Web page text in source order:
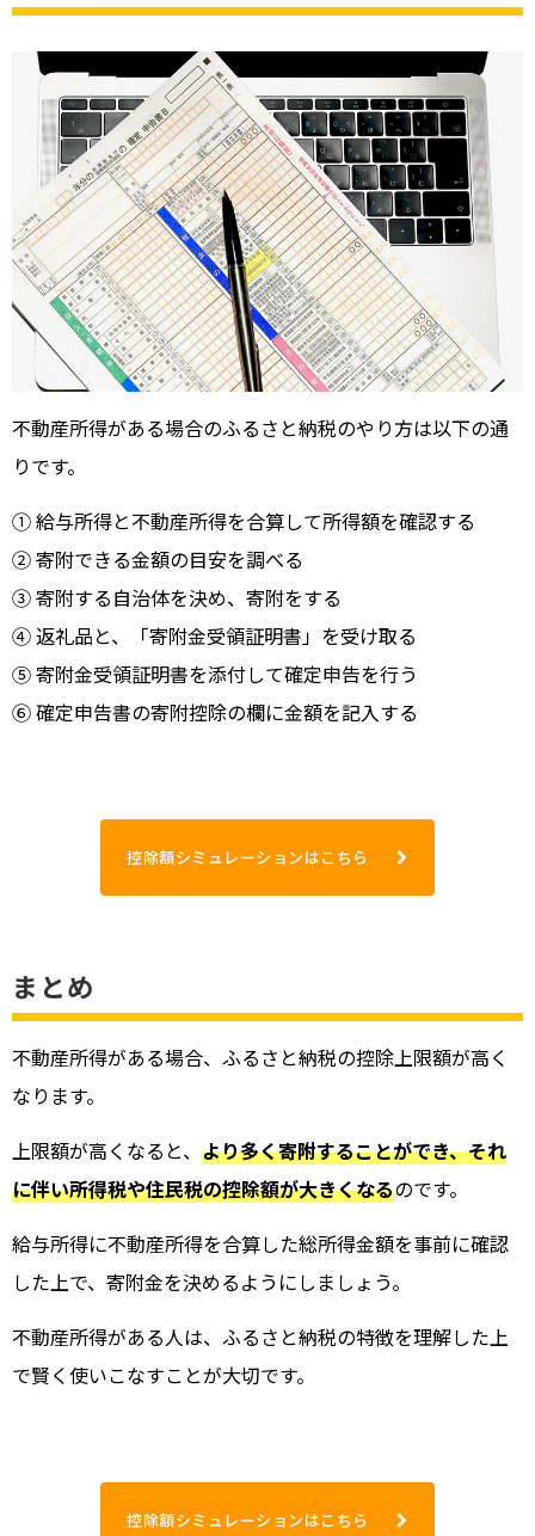
不動産所得がある場合のふるさと納税のやり方は以下の通
りです。
① 給与所得と不動産所得を合算して所得額を確認する
② 寄附できる金額の目安を調べる
③ 寄附する自治体を決め、寄附をする
④ 返礼品と、「寄附金受領証明書」を受け取る
⑤ 寄附金受領証明書を添付して確定申告を行う
⑥ 確定申告書の寄附控除の欄に金額を記入する
控除額シミュレーションはこちら
まとめ
不動産所得がある場合、ふるさと納税の控除上限額が高く
なります。
上限額が高くなると、 より多く寄附することができ、それ
に伴い所得税や住民税の控除額が大きくなるのです。
給与所得に不動産所得を合算した総所得金額を事前に確認
した上で、寄附金を決めるようにしましょう。
不動産所得がある人は、ふるさと納税の特徴を理解した上
で賢く使いこなすことが大切です。
控除額シミュレーションはこちら